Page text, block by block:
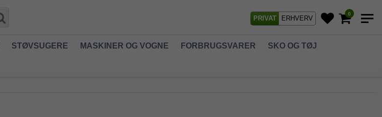
PRIVAT ERHVERV
0
STØVSUGERE MASKINER OG VOGNE FORBRUGSVARER SKO OG TØJ